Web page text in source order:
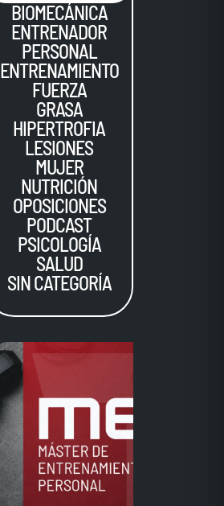
BIOMECÁNICA
ENTRENADOR
PERSONAL
ENTRENAMIENTO
FUERZA
GRASA
HIPERTROFIA
LESIONES
MUJER
NUTRICIÓN
OPOSICIONES
PODCAST
PSICOLOGÍA
SALUD
SIN CATEGORÍA